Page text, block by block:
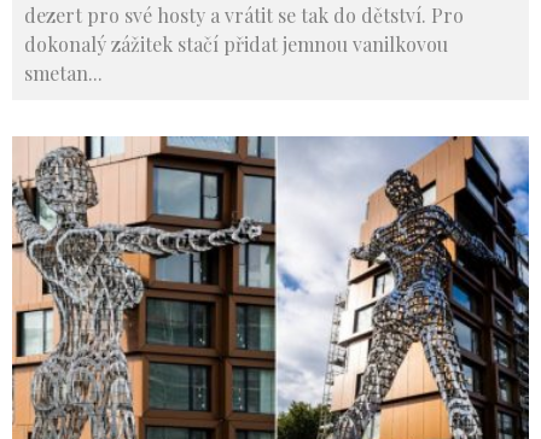
dezert pro své hosty a vrátit se tak do dětství. Pro
dokonalý zážitek stačí přidat jemnou vanilkovou
smetan...